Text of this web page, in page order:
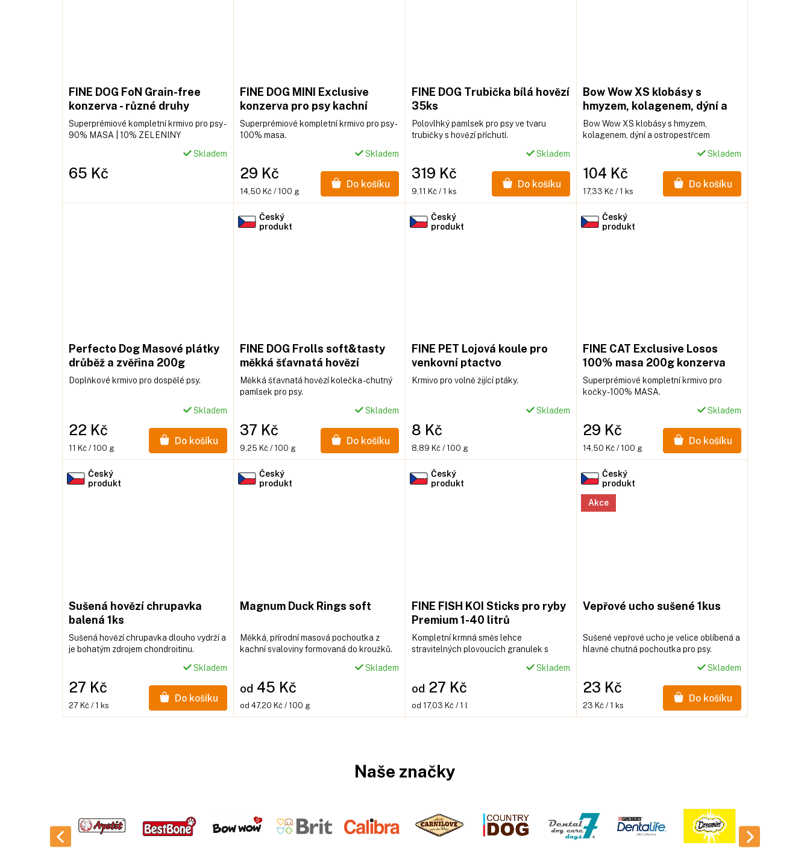
FINE DOG FoN Grain-free
konzerva - různé druhy
65 Kč
Superprémiové kompletní krmivo pro psy -
90% MASA | 10% ZELENINY
Skladem
FINE DOG MINI Exclusive
konzerva pro psy kachní
100% masa 200g
29 Kč
Měrná
cena:
14,50 Kč / 100 g
Do košíku
Superprémiové kompletní krmivo pro psy -
100% masa.
Skladem
FINE DOG Trubička bílá hovězí
35ks
319 Kč
Měrná
cena:
9,11 Kč / 1 ks
Do košíku
Polovlhký pamlsek pro psy ve tvaru
trubičky s hovězí příchutí.
Skladem
Bow Wow XS klobásy s
hmyzem, kolagenem, dýní a
ostropestřcem mariánským
6ks / 27-30cm - sáček
104 Kč
Měrná
cena:
17,33 Kč / 1 ks
Do košíku
Bow Wow XS klobásy s hmyzem,
kolagenem, dýní a ostropestřcem
Skladem
Perfecto Dog Masové plátky
drůběž a zvěřina 200g
22 Kč
Měrná
cena:
11 Kč / 100 g
Do košíku
Doplňkové krmivo pro dospělé psy.
Skladem
Český
produkt
FINE DOG Frolls soft&tasty
měkká šťavnatá hovězí
kolečka 400g
37 Kč
Měrná
cena:
9,25 Kč / 100 g
Do košíku
Měkká šťavnatá hovězí kolečka - chutný
pamlsek pro psy.
Skladem
Český
produkt
FINE PET Lojová koule pro
venkovní ptactvo
8 Kč
Měrná
cena:
8,89 Kč / 100 g
Krmivo pro volně žijící ptáky.
Skladem
Český
produkt
FINE CAT Exclusive Losos
100% masa 200g konzerva
29 Kč
Měrná
cena:
14,50 Kč / 100 g
Do košíku
Superprémiové kompletní krmivo pro
kočky - 100% MASA.
Skladem
Český
produkt
Sušená hovězí chrupavka
balená 1ks
27 Kč
Měrná
cena:
27 Kč / 1 ks
Do košíku
Sušená hovězí chrupavka dlouho vydrží a
je bohatým zdrojem chondroitinu.
Skladem
Český
produkt
Magnum Duck Rings soft
od 45 Kč
Měrná
cena:
od 47,20 Kč / 100 g
Měkká, přírodní masová pochoutka z
kachní svaloviny formovaná do kroužků.
Skladem
Český
produkt
FINE FISH KOI Sticks pro ryby
Premium 1-40 litrů
od 27 Kč
Měrná
cena:
od 17,03 Kč / 1 l
Kompletní krmná směs lehce
stravitelných plovoucích granulek s
pro všechny druhy okrasných ryb v
jezírku.
Skladem
Český
produkt
Akce
Vepřové ucho sušené 1kus
23 Kč
Měrná
cena:
23 Kč / 1 ks
Do košíku
Sušené vepřové ucho je velice oblíbená a
hlavně chutná pochoutka pro psy.
Skladem
Naše značky